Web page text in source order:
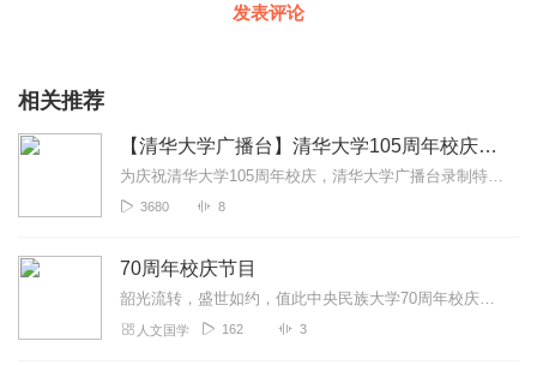
发表评论
相关推荐
【清华大学广播台】清华大学105周年校庆特别节目
为庆祝清华大学105周年校庆，清华大学广播台录制特别节目，愿母校明天更加美好！
3680 8
70周年校庆节目
韶光流转，盛世如约，值此中央民族大学70周年校庆来临之际，广播台推出校庆专题节目......
人文国学 162 3